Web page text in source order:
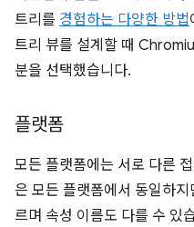
트리를 경험하는 다양한 방법
트리 뷰를 설계할 때
분을 선택했습니다.
플랫폼
모든 플랫폼에는 서로 다른
은 모든 플랫폼에서 동일하
르며 속성 이름도 다를 수 있